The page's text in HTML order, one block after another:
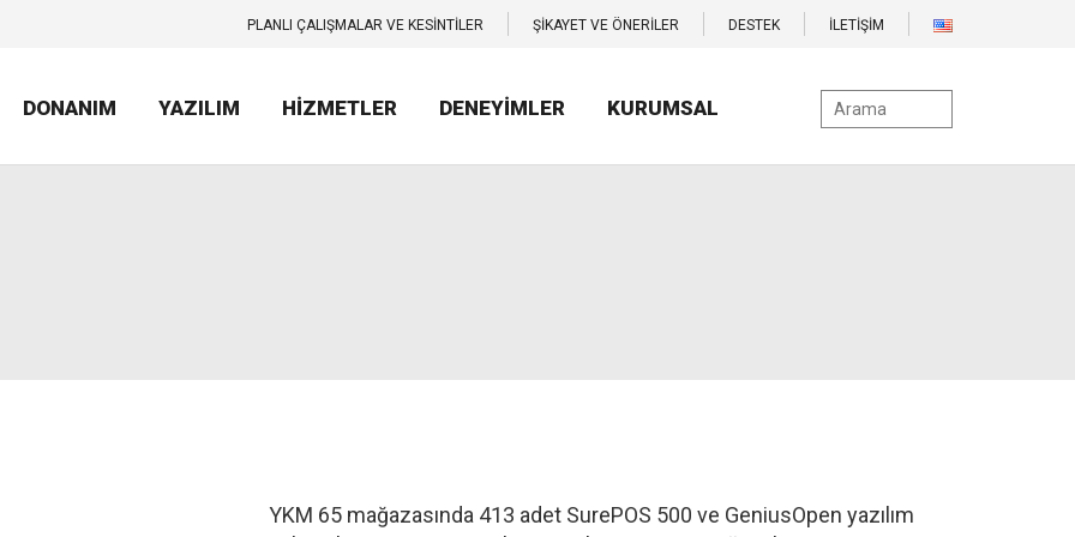
PLANLI ÇALIŞMALAR VE KESİNTİLER ŞİKAYET VE ÖNERİLER DESTEK İLETİŞİM
DONANIM YAZILIM HİZMETLER DENEYİMLER KURUMSAL
YKM 65 mağazasında 413 adet SurePOS 500 ve GeniusOpen yazılım